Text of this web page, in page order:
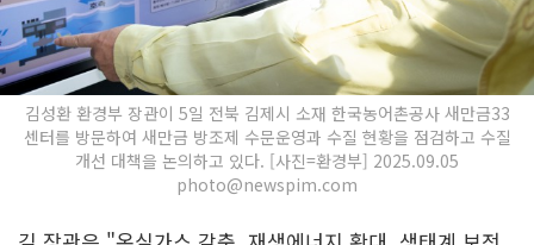
김성환 환경부 장관이 5일 전북 김제시 소재 한국농어촌공사 새만금33
센터를 방문하여 새만금 방조제 수문운영과 수질 현황을 점검하고 수질
개선 대책을 논의하고 있다. [사진=환경부] 2025.09.05
photo@newspim.com